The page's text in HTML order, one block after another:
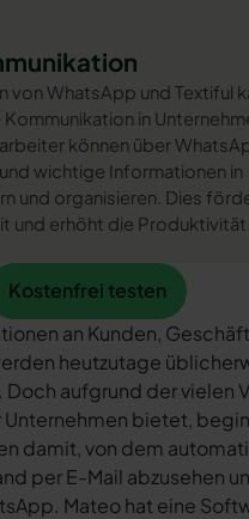
von WhatsApp und Textiful
in
können über
wichtige Informationen in
und organisieren. Dies
und erhöht die Produktivität.
testen
Kostenfrei testen
an Kunden,
heutzutage
aufgrund der vielen
bietet,
damit, von dem
per E-Mail abzusehen
Mateo hat eine